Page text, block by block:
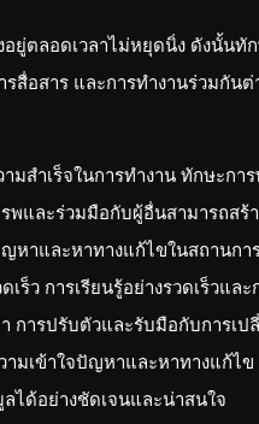
ตลอดเวลาไม่หยุดนิ่ง ดังนั้นทั
รสื่อสาร และการทำงานร่วม
สำเร็จในการทำงาน ทักษะกา
พและร่วมมือกับผู้อื่นสามารถส
หาและหาทางแก้ไขในสถานกา
เร็ว การเรียนรู้อย่างรวดเร็วแ
การปรับตัวและรับมือกับการเ
ามเข้าใจปัญหาและหาทางแก้ไ
ได้อย่างชัดเจนและน่าสนใจ